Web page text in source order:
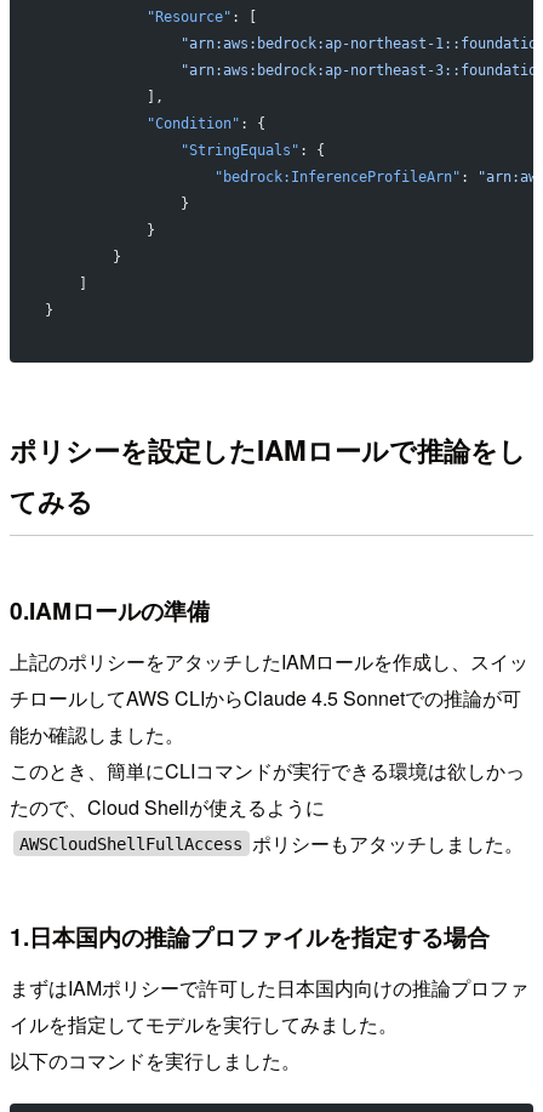
            "Resource"
: [
"arn:aws:bedrock:ap-northeast-
"arn:aws:bedrock:ap-northeast-
            ],
            "Condition"
: {
                "StringEquals"
: {
                    "bedrock:InferenceProfileArn"
:
                }
            }
        }
    ]
}
ポリシーを設定したIAMロールで推論をし
てみる
0.IAMロールの準備
上記のポリシーをアタッチしたIAMロールを作成し、スイッ
チロールしてAWS CLIからClaude 4.5 Sonnetでの推論が可
能か確認しました。
このとき、簡単にCLIコマンドが実行できる環境は欲しかっ
たので、Cloud Shellが使えるように
AWSCloudShellFullAccess ポリシーもアタッチしました。
1.日本国内の推論プロファイルを指定する場合
まずはIAMポリシーで許可した日本国内向けの推論プロファ
イルを指定してモデルを実行してみました。
以下のコマンドを実行しました。